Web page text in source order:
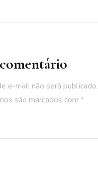
e-mail não será publicado.
são marcados com*